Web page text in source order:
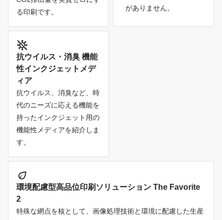
る印刷です。
がありません。
抗ウイルス・消臭 機能
性インクジェットメデ
ィア
抗ウイルス、消臭など、時
代のニーズに応える機能を
持ったインクジェット用の
機能性メディアを紹介しま
す。
環境配慮型高品位印刷ソリューション The Favorite
2
特殊な網点を核として、画像処理技術と環境に配慮した生産